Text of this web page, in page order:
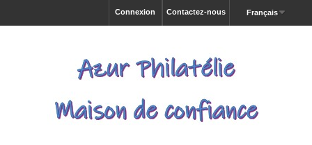
Français
Contactez-nous
Connexion